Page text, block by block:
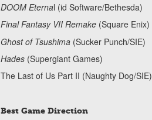
DOOM Eternal (id Software/Bethesda)
Final Fantasy VII Remake(Square Enix)
Ghost of Tsushima(Sucker Punch/SIE)
Hades(Supergiant Games)
The Last of Us Part II (Naughty Dog/SIE)
Best Game Direction